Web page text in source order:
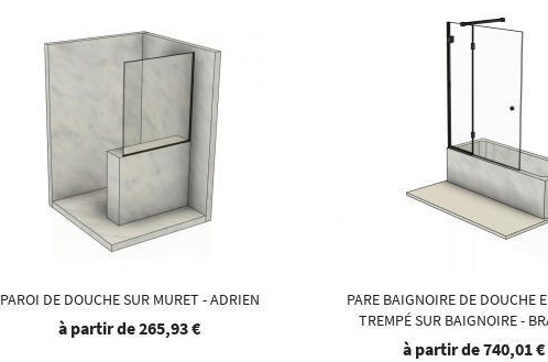
PAROI DE DOUCHE SUR MURET - ADRIEN
à partir de265,93 €
PARE BAIGNOIRE DE DOUCHE
TREMPÉ SUR BAIGNOIRE -
à partir de740,01 €